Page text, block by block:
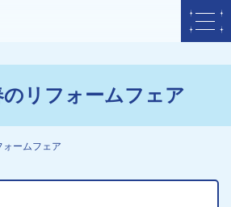
リフォームフェア
ームフェア